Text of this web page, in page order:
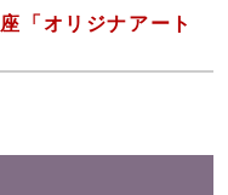
「オリジナアート